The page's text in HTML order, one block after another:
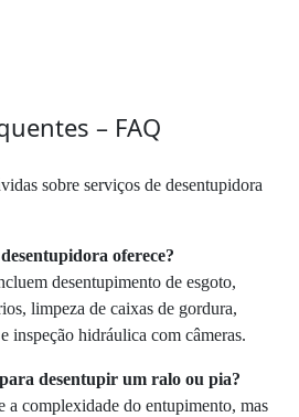
– FAQ
sobre serviços de desentupidora
oferece?
desentupimento de esgoto,
limpeza de caixas de gordura,
inspeção hidráulica com câmeras.
desentupir um ralo ou pia?
a complexidade do entupimento, mas